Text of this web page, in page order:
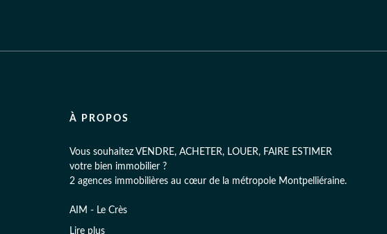
À PROPOS
Vous souhaitez VENDRE, ACHETER, LOUER, FAIRE ESTIMER
votre bien immobilier ?
2 agences immobilières au cœur de la métropole Montpelliéraine.
AIM - Le Crès
33 Grand' Rue, 34920 Le Crès
Lire plus